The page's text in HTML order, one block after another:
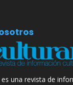
una revista de